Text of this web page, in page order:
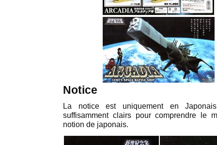
Notice
La notice est uniquement en
suffisamment clairs pour comprendre le
notion de japonais.